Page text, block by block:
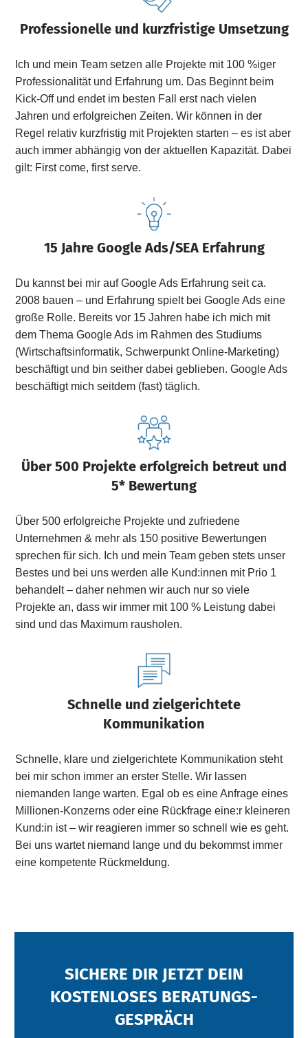
Professionelle und kurzfristige Umsetzung
Ich und mein Team setzen alle Projekte mit 100 %iger
Professionalität und Erfahrung um. Das Beginnt beim
Kick-Off und endet im besten Fall erst nach vielen
Jahren und erfolgreichen Zeiten. Wir können in der
Regel relativ kurzfristig mit Projekten starten – es ist aber
auch immer abhängig von der aktuellen Kapazität. Dabei
gilt: First come, first serve.
15 Jahre Google Ads/SEA Erfahrung
Du kannst bei mir auf Google Ads Erfahrung seit ca.
2008 bauen – und Erfahrung spielt bei Google Ads eine
große Rolle. Bereits vor 15 Jahren habe ich mich mit
dem Thema Google Ads im Rahmen des Studiums
(Wirtschaftsinformatik, Schwerpunkt Online-Marketing)
beschäftigt und bin seither dabei geblieben. Google Ads
beschäftigt mich seitdem (fast) täglich.
Über 500 Projekte erfolgreich betreut und
5* Bewertung
Über 500 erfolgreiche Projekte und zufriedene
Unternehmen & mehr als 150 positive Bewertungen
sprechen für sich. Ich und mein Team geben stets unser
Bestes und bei uns werden alle Kund:innen mit Prio 1
behandelt – daher nehmen wir auch nur so viele
Projekte an, dass wir immer mit 100 % Leistung dabei
sind und das Maximum rausholen.
Schnelle und zielgerichtete
Kommunikation
Schnelle, klare und zielgerichtete Kommunikation steht
bei mir schon immer an erster Stelle. Wir lassen
niemanden lange warten. Egal ob es eine Anfrage eines
Millionen-Konzerns oder eine Rückfrage eine:r kleineren
Kund:in ist – wir reagieren immer so schnell wie es geht.
Bei uns wartet niemand lange und du bekommst immer
eine kompetente Rückmeldung.
SICHERE DIR JETZT DEIN
KOSTENLOSES BERATUNGS­
GESPRÄCH